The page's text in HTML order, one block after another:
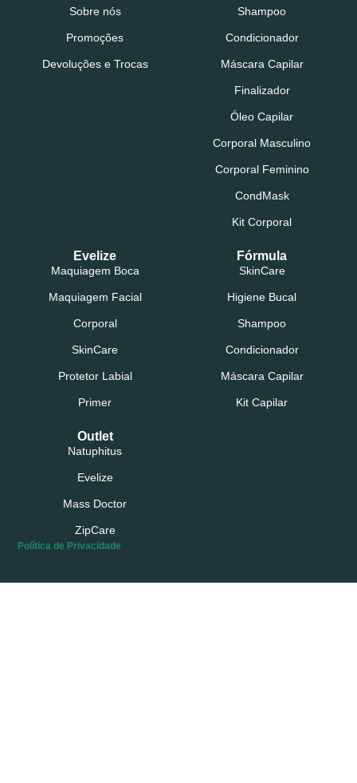
Sobre nós
Promoções
Devoluções e Trocas
Shampoo
Condicionador
Máscara Capilar
Finalizador
Óleo Capilar
Corporal Masculino
Corporal Feminino
CondMask
Kit Corporal
Evelize
Maquiagem Boca
Maquiagem Facial
Corporal
SkinCare
Protetor Labial
Primer
Fórmula
SkinCare
Higiene Bucal
Shampoo
Condicionador
Máscara Capilar
Kit Capilar
Outlet
Natuphitus
Evelize
Mass Doctor
ZipCare
Política de Privacidade